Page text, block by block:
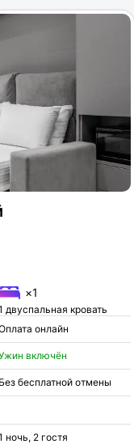
×1
двуспальная кровать
онлайн
включён
Без бесплатной отмены
ночь, 2 гостя